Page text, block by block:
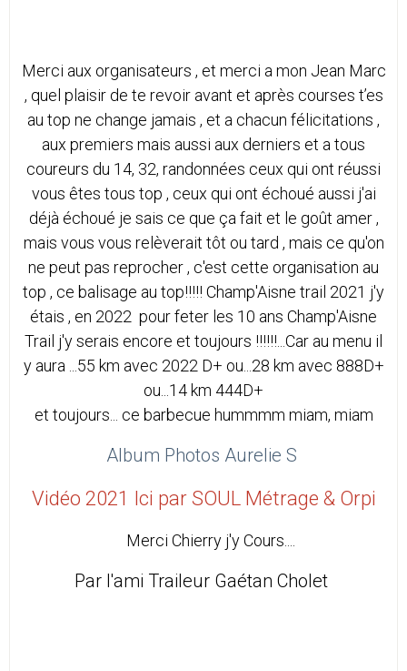
Merci aux organisateurs , et merci a mon Jean Marc
, quel plaisir de te revoir avant et après courses t’es
au top ne change jamais , et a chacun félicitations ,
aux premiers mais aussi aux derniers et a tous
coureurs du 14, 32, randonnées ceux qui ont réussi
vous êtes tous top , ceux qui ont échoué aussi j'ai
déjà échoué je sais ce que ça fait et le goût amer ,
mais vous vous relèverait tôt ou tard , mais ce qu'on
ne peut pas reprocher , c'est cette organisation au
top , ce balisage au top!!!!! Champ'Aisne trail 2021 j'y
étais , en 2022 pour feter les 10 ans Champ'Aisne
Trail j'y serais encore et toujours !!!!!!...Car au menu il
y aura ...55 km avec 2022 D+ ou...28 km avec 888D+
ou...14 km 444D+
et toujours... ce barbecue hummmm miam, miam
Album Photos Aurelie S
Vidéo 2021 Ici par SOUL Métrage & Orpi
Merci Chierry j'y Cours....
Par l'ami Traileur Gaétan Cholet